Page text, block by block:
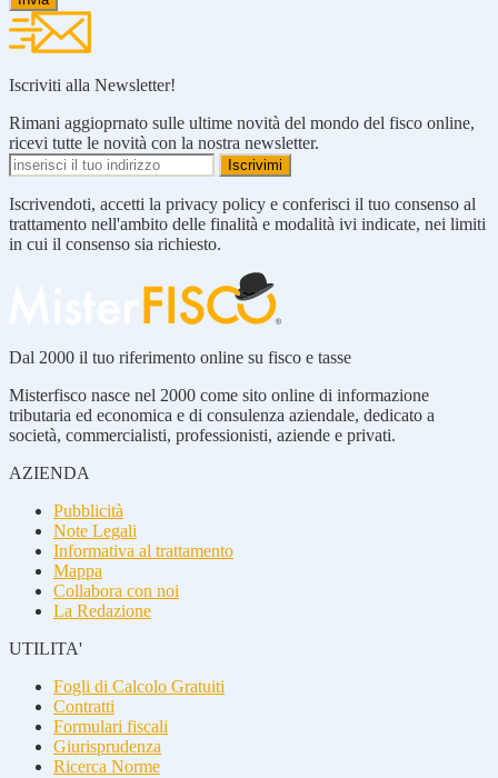
Iscriviti alla Newsletter!
Rimani aggioprnato sulle ultime novità del mondo del fisco online,
ricevi tutte le novità con la nostra newsletter.
Iscrivendoti, accetti la privacy policy e conferisci il tuo consenso al
trattamento nell'ambito delle finalità e modalità ivi indicate, nei limiti
in cui il consenso sia richiesto.
Dal 2000 il tuo riferimento online su fisco e tasse
Misterfisco nasce nel 2000 come sito online di informazione
tributaria ed economica e di consulenza aziendale, dedicato a
società, commercialisti, professionisti, aziende e privati.
AZIENDA
Pubblicità
Note Legali
Informativa al trattamento
Mappa
Collabora con noi
La Redazione
UTILITA'
Fogli di Calcolo Gratuiti
Contratti
Formulari fiscali
Giurisprudenza
Ricerca Norme